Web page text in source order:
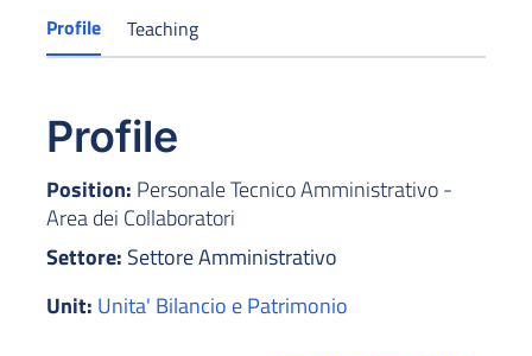
Profile Teaching
Profile
Position: Personale Tecnico Amministrativo -
Area dei Collaboratori
Settore: Settore Amministrativo
Unit: Unita' Bilancio e Patrimonio